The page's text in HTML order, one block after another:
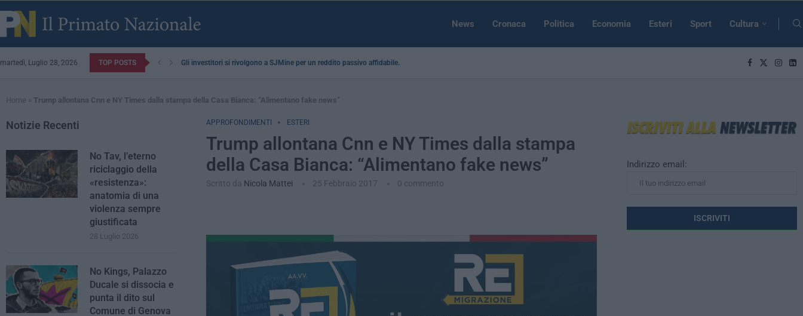
News Cronaca Politica Economia Esteri Sport Cultura
martedì, Luglio 28, 2026 TOP POSTS Gli investitori si rivolgono a SJMine per un reddito passivo affidabile...
Home » Trump allontana Cnn e NY Times dalla stampa della Casa Bianca: “Alimentano fake news”
APPROFONDIMENTI ESTERI
Trump allontana Cnn e NY Times dalla stampa
della Casa Bianca: “Alimentano fake news”
Scritto da Nicola Mattei 25 Febbraio 2017 0 commento
Indirizzo email:
Notizie Recenti
No Tav, l’eterno
riciclaggio della
«resistenza»:
anatomia di una
violenza sempre
giustificata
28 Luglio 2026
No Kings, Palazzo
Ducale si dissocia e
punta il dito sul
Comune di Genova